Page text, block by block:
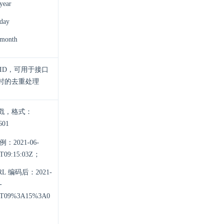
，可用于接口
的去重处理
，格式：
：2021-06-
；
编码后：2021-